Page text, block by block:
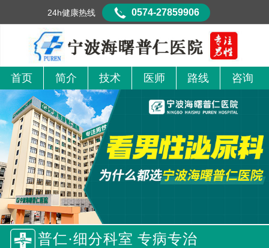
首页 简介 技术 医师 路线 咨询
普仁·细分科室 专病专治
24h健康热线 0574-27859906